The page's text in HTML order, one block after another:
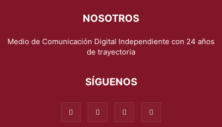
NOSOTROS
Medio de Comunicación Digital Independiente con 24 años
de trayectoria
SÍGUENOS